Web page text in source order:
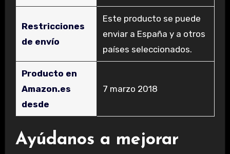
Restricciones
de envío
Este producto se puede
enviar a España y a otros
países seleccionados.
Producto en
Amazon.es
desde
7 marzo 2018
Ayúdanos a mejorar